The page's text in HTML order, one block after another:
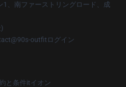
1、南ファーストリングロード、成
outfitログイン
と条件itイオン